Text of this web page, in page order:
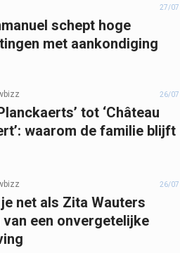
27/07
schept hoge
met aankondiging
26/07
tot ‘Château
waarom de familie blijft
26/07
net als Zita Wauters
van een onvergetelijke